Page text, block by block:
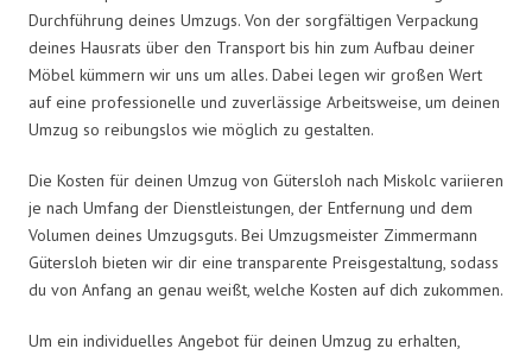
Durchführung deines Umzugs. Von der sorgfältigen Verpackung
deines Hausrats über den Transport bis hin zum Aufbau deiner
Möbel kümmern wir uns um alles. Dabei legen wir großen Wert
auf eine professionelle und zuverlässige Arbeitsweise, um deinen
Umzug so reibungslos wie möglich zu gestalten.
Die Kosten für deinen Umzug von Gütersloh nach Miskolc variieren
je nach Umfang der Dienstleistungen, der Entfernung und dem
Volumen deines Umzugsguts. Bei Umzugsmeister Zimmermann
Gütersloh bieten wir dir eine transparente Preisgestaltung, sodass
du von Anfang an genau weißt, welche Kosten auf dich zukommen.
Um ein individuelles Angebot für deinen Umzug zu erhalten,